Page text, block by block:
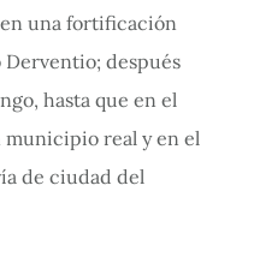
una fortificación
después
hasta que en el
real y en el
de ciudad del